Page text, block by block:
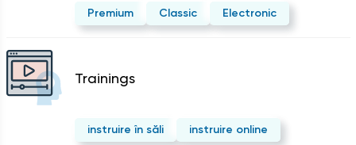
Premium Classic Electronic
Trainings
instruire în săli instruire online